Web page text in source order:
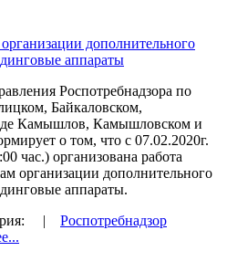
дополнительного
аппараты
Роспотребнадзора по
Байкаловском,
Камышлов, Камышловском и
о том, что с 07.02.2020г.
час.) организована работа
организации дополнительного
аппараты.
| Роспотребнадзор